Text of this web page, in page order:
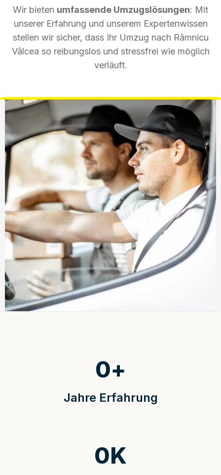
Wir bieten umfassende Umzugslösungen: Mit
unserer Erfahrung und unserem Expertenwissen
stellen wir sicher, dass Ihr Umzug nach Râmnicu
Vâlcea so reibungslos und stressfrei wie möglich
verläuft.
Jahre Erfahrung
0+
0K